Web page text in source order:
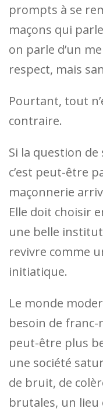
prompts à se
maçons qui
on parle d’un
respect, mais
Pourtant, tout
contraire.
Si la question
c’est peut-être
maçonnerie
Elle doit choisir
une belle
revivre comme
initiatique.
Le monde
besoin de franc-
peut-être plus
une société
de bruit, de
brutales, un lieu